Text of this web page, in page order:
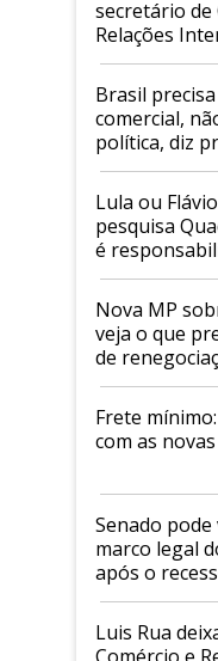
secretário de
Relações
Mapa
Brasil
comercial,
política, diz
Faesp
Lula ou
pesquisa
é
tarifaço dos
Nova MP
veja o que
de
Frete
com as
Senado
marco legal
após o
Luis Rua